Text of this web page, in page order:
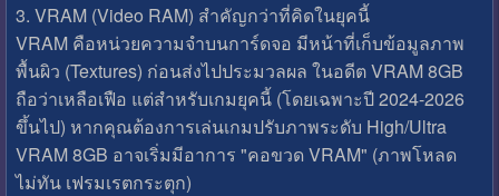
3. VRAM (Video RAM) สำคัญกว่าที่คิดในยุคนี้
VRAM คือหน่วยความจำบนการ์ดจอ มีหน้าที่เก็บข้อมูลภาพ
พื้นผิว (Textures) ก่อนส่งไปประมวลผล ในอดีต VRAM 8GB
ถือว่าเหลือเฟือ แต่สำหรับเกมยุคนี้ (โดยเฉพาะปี 2024-2026
ขึ้นไป) หากคุณต้องการเล่นเกมปรับภาพระดับ High/Ultra
VRAM 8GB อาจเริ่มมีอาการ "คอขวด VRAM" (ภาพโหลด
ไม่ทัน เฟรมเรตกระตุก)